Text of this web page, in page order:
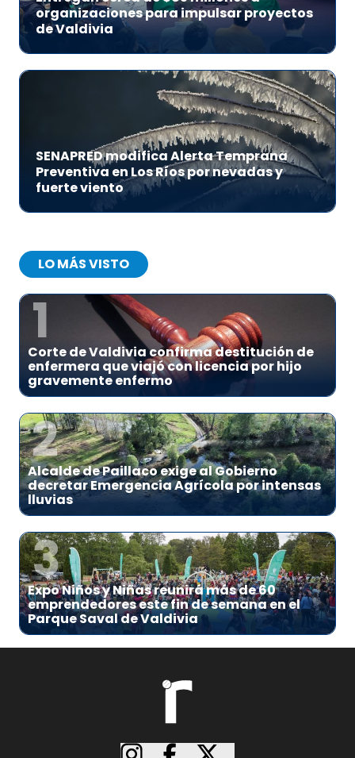
organizaciones para impulsar proyectos
de Valdivia
SENAPRED modifica Alerta Temprana
Preventiva en Los Ríos por nevadas y
fuerte viento
LO MÁS VISTO
1
Corte de Valdivia confirma destitución de
enfermera que viajó con licencia por hijo
gravemente enfermo
2
Alcalde de Paillaco exige al Gobierno
decretar Emergencia Agrícola por intensas
lluvias
3
Expo Niños y Niñas reunirá más de 60
emprendedores este fin de semana en el
Parque Saval de Valdivia